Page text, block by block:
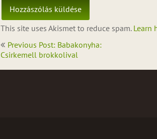
This site uses Akismet to reduce spam. Learn
Bejegyzés
navigáció
Previous Post: Babakonyha:
Csirkemell brokkolival